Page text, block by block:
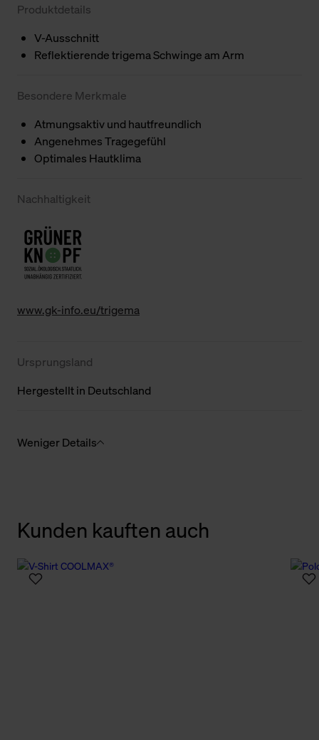
Produktdetails
V-Ausschnitt
Reflektierende trigema Schwinge am Arm
Besondere Merkmale
Atmungsaktiv und hautfreundlich
Angenehmes Tragegefühl
Optimales Hautklima
Nachhaltigkeit
www.gk-info.eu/trigema
Ursprungsland
Hergestellt in Deutschland
Weniger Details
Kunden kauften auch